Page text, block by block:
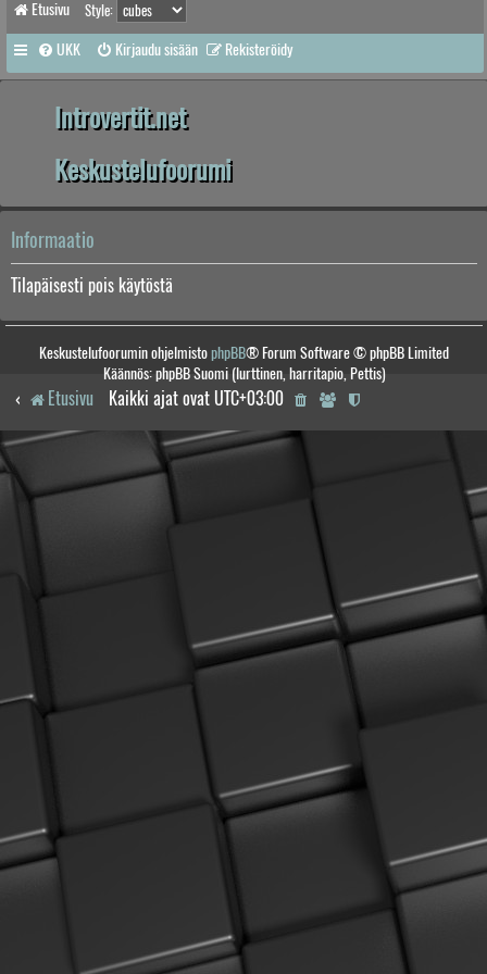
Etusivu Style:
UKK Kirjaudu sisään Rekisteröidy
Introvertit.net
Keskustelufoorumi
Informaatio
Tilapäisesti pois käytöstä
Keskustelufoorumin ohjelmistophpBB® Forum Software © phpBB Limited
Käännös: phpBB Suomi (lurttinen, harritapio, Pettis)
Etusivu Kaikki ajat ovat UTC+03:00